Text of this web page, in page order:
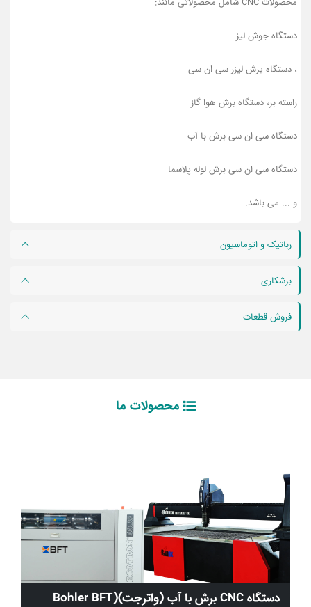
دستگاه جوش لیز
، دستگاه یرش لیزر سی ان سی
راسته بر، دستگاه برش هوا گاز
دستگاه سی ان سی برش با آب
دستگاه سی ان سی برش لوله پلاسما
و ... می باشد.
رباتیک و اتوماسیون
برشکاری
فروش قطعات
محصولات ما
دستگاه CNC برش با آب (واترجت)(Bohler BFT